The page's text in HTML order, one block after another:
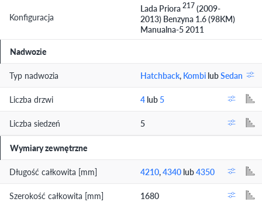
Konfiguracja
Lada Priora217(2009-
2013) Benzyna 1.6 (98KM)
Manualna-5 2011
Nadwozie
Typ nadwozia Hatchback, Kombi lubSedan
Liczba drzwi 4 lub 5
Liczba siedzeń 5
Wymiary zewnętrzne
Długość całkowita [mm] 4210,4340 lub4350
Szerokość całkowita [mm] 1680